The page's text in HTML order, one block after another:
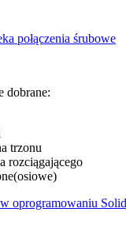
dobrane:
trzonu
rozciągającego